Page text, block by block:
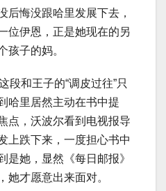
后悔没跟哈里发展下去，
位伊恩，正是她现在的另
孩子的妈。
段和王子的“调皮过往”只
哈里居然主动在书中提
点，沃波尔看到电视报导
上跌下来，一度担心书中
是她，显然《每日邮报》
她才愿意出来面对。